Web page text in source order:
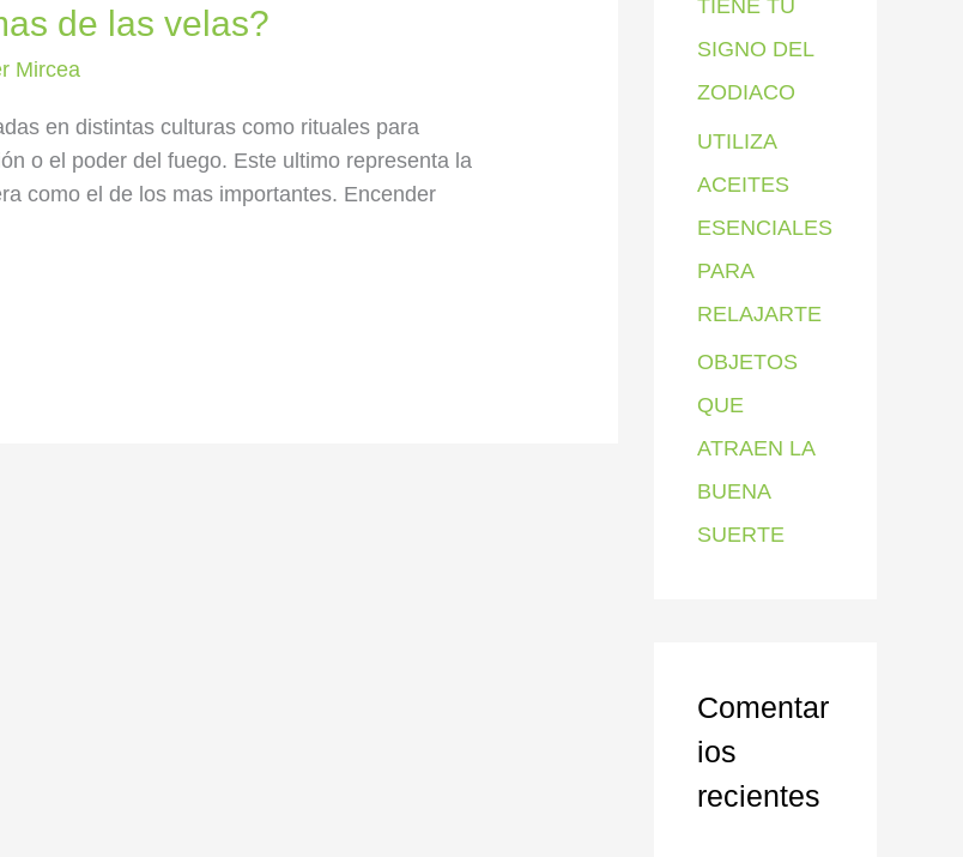
de las velas?
Mircea
en distintas culturas como rituales para
o el poder del fuego. Este ultimo representa la
como el de los mas importantes. Encender
TIENE TU
SIGNO DEL
ZODIACO
UTILIZA
ACEITES
ESENCIALES
PARA
RELAJARTE
OBJETOS
QUE
ATRAEN LA
BUENA
SUERTE
Comentar
ios
recientes